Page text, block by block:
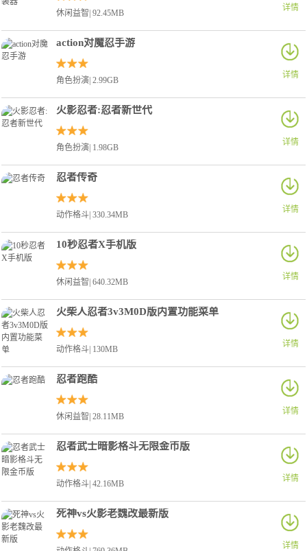
详情
休闲益智| 92.45MB
详情
action对魔忍手游
角色扮演| 2.99GB
详情
火影忍者:忍者新世代
角色扮演| 1.98GB
详情
忍者传奇
动作格斗| 330.34MB
详情
10秒忍者X手机版
休闲益智| 640.32MB
详情
火柴人忍者3v3M0D版内置功能菜单
动作格斗| 130MB
详情
忍者跑酷
休闲益智| 28.11MB
详情
忍者武士暗影格斗无限金币版
动作格斗| 42.16MB
详情
死神vs火影老魏改最新版